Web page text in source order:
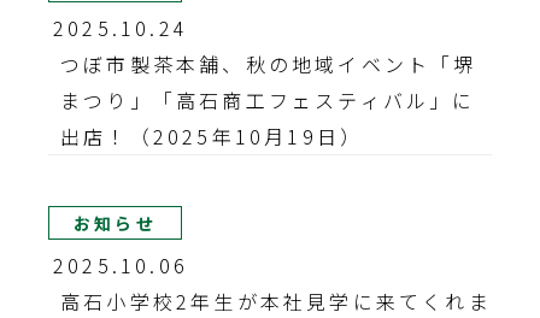
2025.10.24
つぼ市製茶本舗、秋の地域イベント「堺
まつり」「高石商工フェスティバル」に
出店！（2025年10月19日）
お知らせ
2025.10.06
高石小学校2年生が本社見学に来てくれま